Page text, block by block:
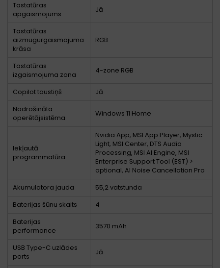
Tastatūras
apgaismojums
Jā
Tastatūras
aizmugurgaismojuma
krāsa
RGB
Tastatūras
izgaismojuma zona
4-zone RGB
Copilot taustiņš
Jā
Nodrošināta
operētājsistēma
Windows 11 Home
Iekļautā
programmatūra
Nvidia App, MSI App Player, Mystic
Light, MSI Center, DTS Audio
Processing, MSI AI Engine, MSI
Enterprise Support Tool (EST) >
optional, AI Noise Cancellation Pro
Akumulatora jauda
55,2 vatstunda
Baterijas šūnu skaits
4
Baterijas
performance
3570 mAh
USB Type-C uzlādes
ports
Jā